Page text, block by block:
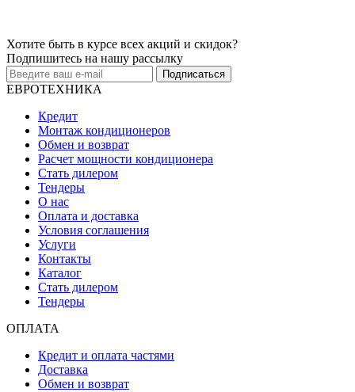
Хотите быть в курсе всех акций и скидок?
Подпишитесь на нашу рассылку
Подписаться
ЕВРОТЕХНИКА
Кредит
Монтаж кондиционеров
Обмен и возврат
Расчет мощности кондиционера
Стать дилером
Тендеры
О нас
Оплата и доставка
Условия соглашения
Услуги
Контакты
Каталог
Стать дилером
Тендеры
ОПЛАТА
Кредит и оплата частями
Доставка
Обмен и возврат